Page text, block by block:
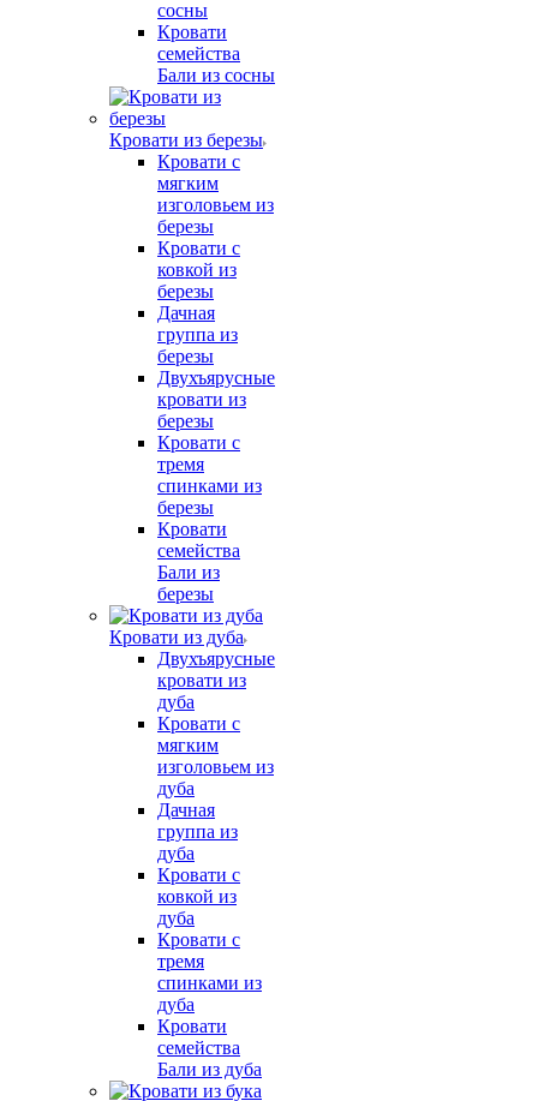
сосны
Кровати
семейства
Бали из сосны
Кровати из березы
Кровати с
мягким
изголовьем из
березы
Кровати с
ковкой из
березы
Дачная
группа из
березы
Двухъярусные
кровати из
березы
Кровати с
тремя
спинками из
березы
Кровати
семейства
Бали из
березы
Кровати из дуба
Двухъярусные
кровати из
дуба
Кровати с
мягким
изголовьем из
дуба
Дачная
группа из
дуба
Кровати с
ковкой из
дуба
Кровати с
тремя
спинками из
дуба
Кровати
семейства
Бали из дуба